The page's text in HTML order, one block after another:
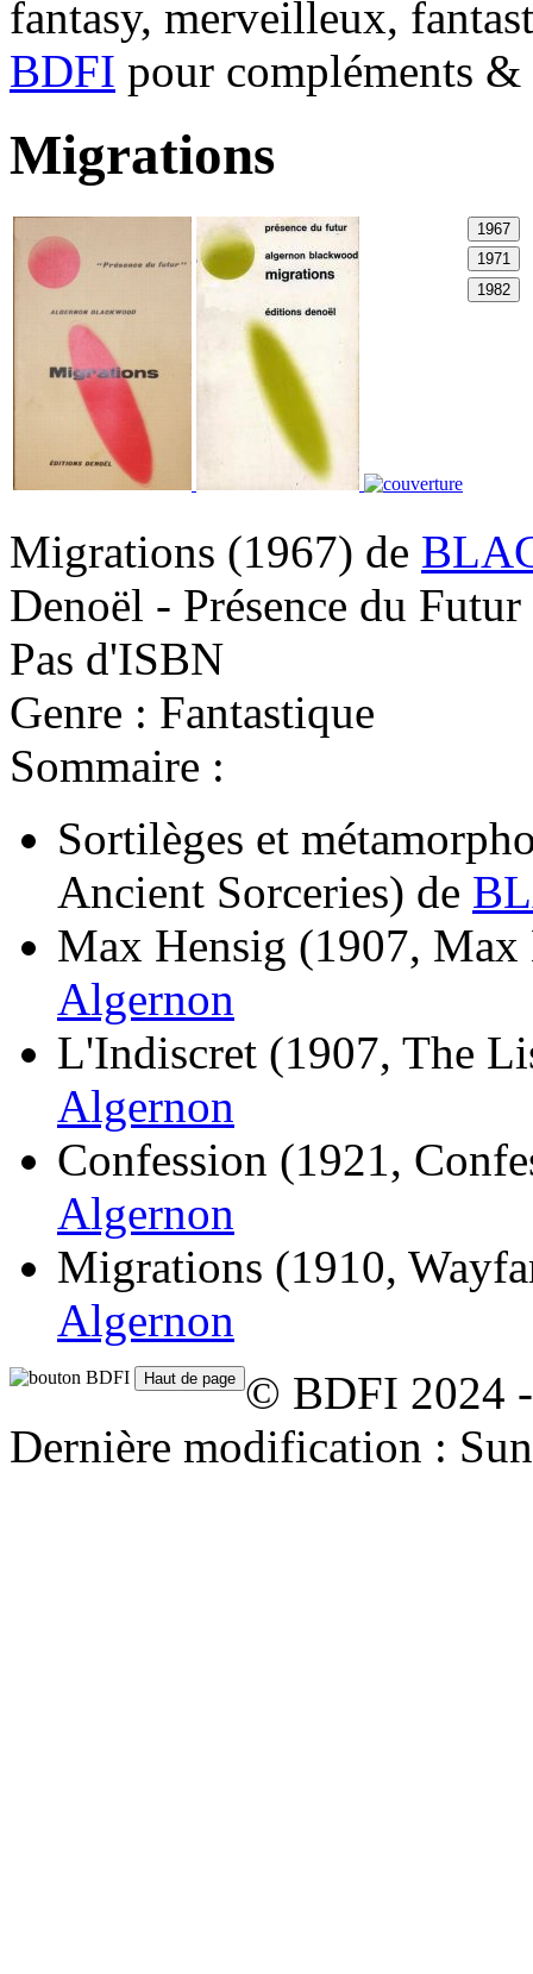
fantasy, merveilleux,
BDFI pour compléments
Migrations
Migrations (1967) de
Denoël - Présence du
Pas d'ISBN
Genre : Fantastique
Sommaire :
Sortilèges et
Ancient Sorceries) de
Max Hensig (1907, Max
Algernon
L'Indiscret (1907, The
Algernon
Confession (1921,
Algernon
Migrations (1910,
Algernon
© BDFI 2024
Dernière modification :